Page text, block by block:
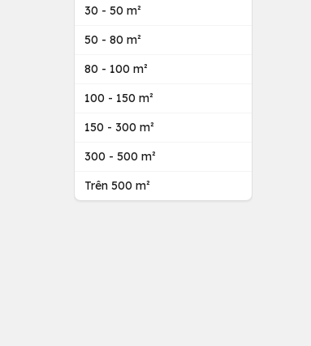
30 - 50 m²
50 - 80 m²
80 - 100 m²
100 - 150 m²
150 - 300 m²
300 - 500 m²
Trên 500 m²